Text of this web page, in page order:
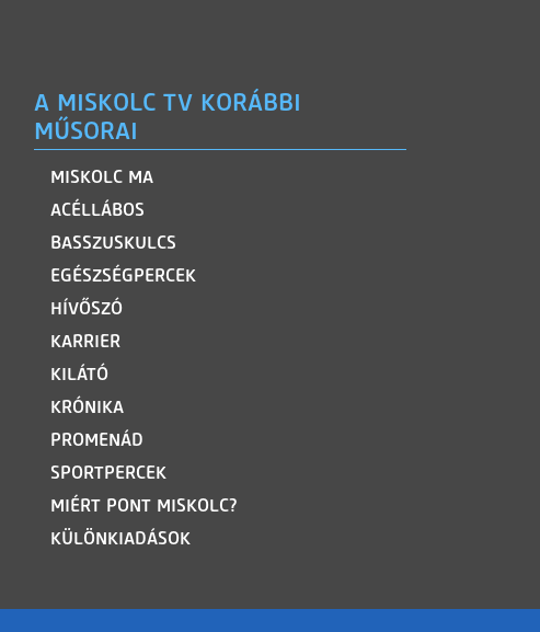
A MISKOLC TV KORÁBBI
MŰSORAI
MISKOLC MA
ACÉLLÁBOS
BASSZUSKULCS
EGÉSZSÉGPERCEK
HÍVŐSZÓ
KARRIER
KILÁTÓ
KRÓNIKA
PROMENÁD
SPORTPERCEK
MIÉRT PONT MISKOLC?
KÜLÖNKIADÁSOK